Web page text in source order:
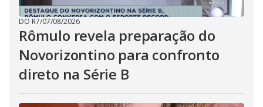
DO R7/07/08/2026
Rômulo revela preparação do
Novorizontino para confronto
direto na Série B